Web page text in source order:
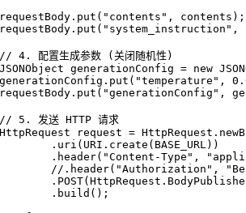
"contents" , contents);
"system_instruction" ,
// 4. 配置生成参数 (关闭随机性)
JSONObject generationConfig = new
"temperature" ,
"generationConfig" ,
// 5. 发送 HTTP 请求
HttpRequest
request =
.uri(URI.create(BASE_URL))
.header(
"Content-Type" ,
//.header("Authorization",
.build();